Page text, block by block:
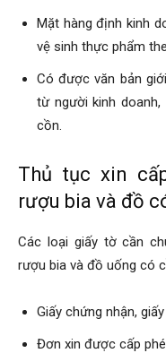
Mặt hàng định kinh
vệ sinh thực phẩm
Có được văn bản
từ người kinh
cồn.
Thủ tục xin
rượu bia và đồ
Các loại giấy tờ cần
rượu bia và đồ uống có
Giấy chứng nhận,
Đơn xin được cấp